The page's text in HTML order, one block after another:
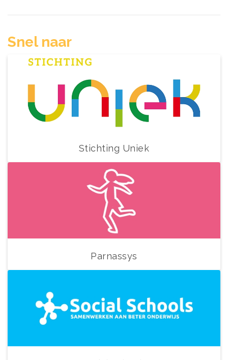
Snel naar
Stichting Uniek
Parnassys